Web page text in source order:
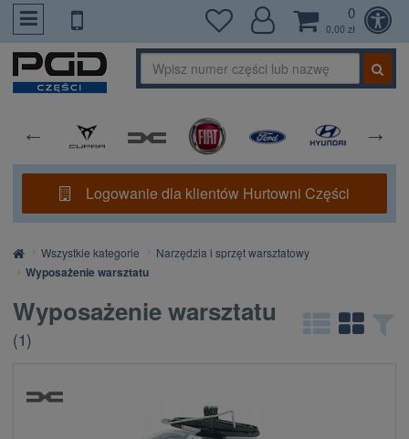
PrzejdzDoTresci
0
0,00 zł
Logowanie dla klientów Hurtowni Części
Strona
główna
Wszystkie kategorie Narzędzia i sprzęt warsztatowy
Wyposażenie warsztatu
Wyposażenie warsztatu
(1)